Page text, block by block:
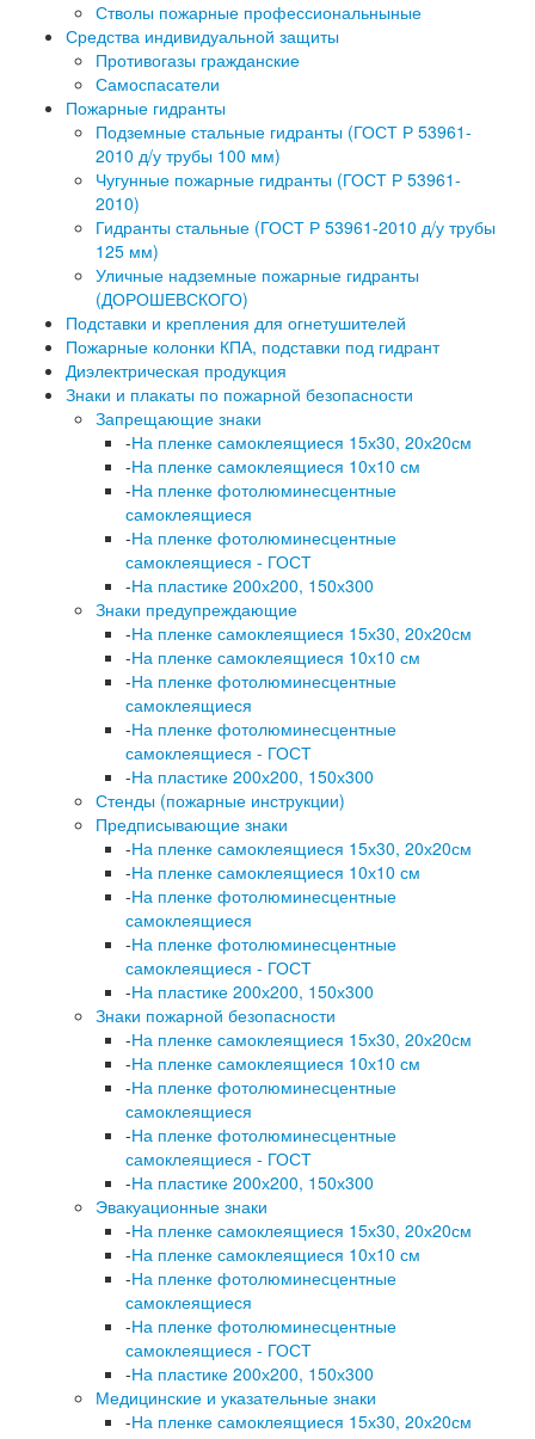
Стволы пожарные профессиональныные
Средства индивидуальной защиты
Противогазы гражданские
Самоспасатели
Пожарные гидранты
Подземные стальные гидранты (ГОСТ Р 53961-
2010 д/у трубы 100 мм)
Чугунные пожарные гидранты (ГОСТ Р 53961-
2010)
Гидранты стальные (ГОСТ Р 53961-2010 д/у трубы
125 мм)
Уличные надземные пожарные гидранты
(ДОРОШЕВСКОГО)
Подставки и крепления для огнетушителей
Пожарные колонки КПА, подставки под гидрант
Диэлектрическая продукция
Знаки и плакаты по пожарной безопасности
Запрещающие знаки
-На пленке самоклеящиеся 15х30, 20х20см
-На пленке самоклеящиеся 10х10 см
-На пленке фотолюминесцентные
самоклеящиеся
-На пленке фотолюминесцентные
самоклеящиеся - ГОСТ
-На пластике 200х200, 150х300
Знаки предупреждающие
-На пленке самоклеящиеся 15х30, 20х20см
-На пленке самоклеящиеся 10х10 см
-На пленке фотолюминесцентные
самоклеящиеся
-На пленке фотолюминесцентные
самоклеящиеся - ГОСТ
-На пластике 200х200, 150х300
Стенды (пожарные инструкции)
Предписывающие знаки
-На пленке самоклеящиеся 15х30, 20х20см
-На пленке самоклеящиеся 10х10 см
-На пленке фотолюминесцентные
самоклеящиеся
-На пленке фотолюминесцентные
самоклеящиеся - ГОСТ
-На пластике 200х200, 150х300
Знаки пожарной безопасности
-На пленке самоклеящиеся 15х30, 20х20см
-На пленке самоклеящиеся 10х10 см
-На пленке фотолюминесцентные
самоклеящиеся
-На пленке фотолюминесцентные
самоклеящиеся - ГОСТ
-На пластике 200х200, 150х300
Эвакуационные знаки
-На пленке самоклеящиеся 15х30, 20х20см
-На пленке самоклеящиеся 10х10 см
-На пленке фотолюминесцентные
самоклеящиеся
-На пленке фотолюминесцентные
самоклеящиеся - ГОСТ
-На пластике 200х200, 150х300
Медицинские и указательные знаки
-На пленке самоклеящиеся 15х30, 20х20см